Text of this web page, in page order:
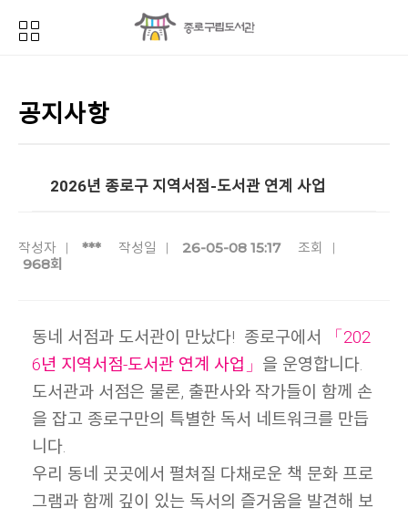
공지사항
2026년 종로구 지역서점-도서관 연계 사업
작성자 *** 작성일 26-05-08 15:17 조회
968회
동네 서점과 도서관이 만났다! 종로구에서
「202
6년 지역서점-도서관 연계 사업」 을 운영합니다.
도서관과 서점은 물론, 출판사와 작가들이 함께 손
을 잡고 종로구만의 특별한 독서 네트워크를 만듭
니다.
우리 동네 곳곳에서 펼쳐질 다채로운 책 문화 프로
그램과 함께 깊이 있는 독서의 즐거움을 발견해 보